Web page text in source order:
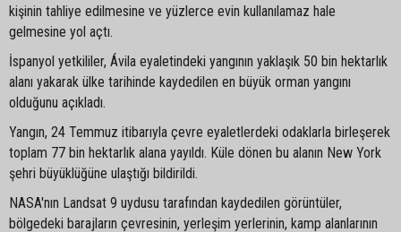
kişinin tahliye edilmesine ve yüzlerce evin kullanılamaz hale
gelmesine yol açtı.
İspanyol yetkililer, Ávila eyaletindeki yangının yaklaşık 50 bin hektarlık
alanı yakarak ülke tarihinde kaydedilen en büyük orman yangını
olduğunu açıkladı.
Yangın, 24 Temmuz itibarıyla çevre eyaletlerdeki odaklarla birleşerek
toplam 77 bin hektarlık alana yayıldı. Küle dönen bu alanın New York
şehri büyüklüğüne ulaştığı bildirildi.
NASA'nın Landsat 9 uydusu tarafından kaydedilen görüntüler,
bölgedeki barajların çevresinin, yerleşim yerlerinin, kamp alanlarının